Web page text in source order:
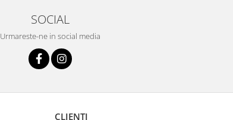
SOCIAL
Urmareste-ne in social media
CLIENTI